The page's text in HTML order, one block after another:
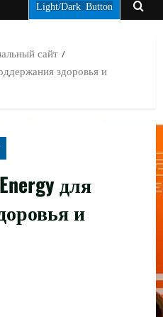
Light/Dark Button
сайт
здоровья и
для
и